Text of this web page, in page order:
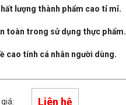
lượng thành phẩm cao tỉ mỉ.
toàn trong sử dụng thực phẩm.
cao tính cá nhân người dùng.
Liên hệ